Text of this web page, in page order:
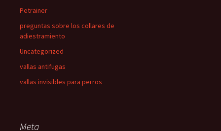
Petrainer
preguntas sobre los collares de
adiestramiento
Uncategorized
vallas antifugas
vallas invisibles para perros
Meta